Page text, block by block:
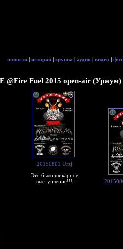
новости | история | группа | аудио | видео |
@Fire Fuel 2015 open-air (Уржум)
20150801 Urzj
Это было шикарное
выступление!!!